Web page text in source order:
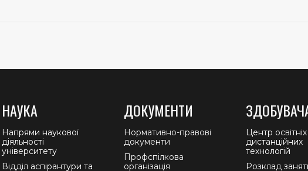
НАУКА
Напрями наукової
діяльності
університету
Відділ аспірантури та
ДОКУМЕНТИ
Нормативно-правові
документи
Профспілкова
організація
Центр освітніх
дистанційних
технологій
Розклад